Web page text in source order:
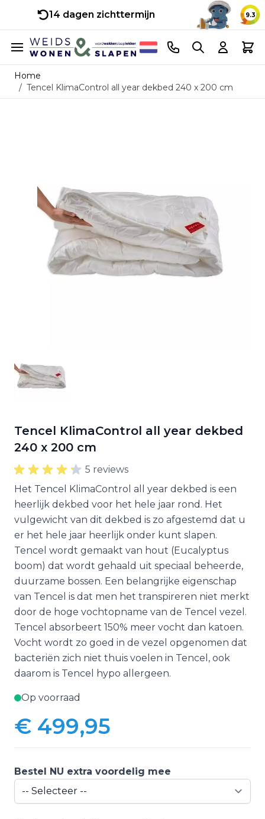
14 dagen zichttermijn 9.3
Ga naar de inhoud
Telefoonnummer
Search Cart
Home
/ Tencel KlimaControl all year dekbed 240 x 200 cm
Tencel KlimaControl all year dekbed
240 x 200 cm
5 reviews
Het Tencel KlimaControl all year dekbed is een
heerlijk dekbed voor het hele jaar rond. Het
vulgewicht van dit dekbed is zo afgestemd dat u
er het hele jaar heerlijk onder kunt slapen.
Tencel wordt gemaakt van hout (Eucalyptus
boom) dat wordt gehaald uit speciaal beheerde,
duurzame bossen. Een belangrijke eigenschap
van Tencel is dat men het transpireren niet merkt
door de hoge vochtopname van de Tencel vezel.
Tencel absorbeert 150% meer vocht dan katoen.
Vocht wordt zo goed in de vezel opgenomen dat
bacteriën zich niet thuis voelen in Tencel, ook
daarom is Tencel hypo allergeen.
Op voorraad
€ 499,95
Bestel NU extra voordelig mee